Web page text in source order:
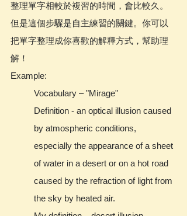
整理單字相較於複習的時間，會比較久。
但是這個步驟是自主練習的關鍵。你可以
把單字整理成你喜歡的解釋方式，幫助理
解！
Example:
Vocabulary – "Mirage"
Definition - an optical illusion caused
by atmospheric conditions,
especially the appearance of a sheet
of water in a desert or on a hot road
caused by the refraction of light from
the sky by heated air.